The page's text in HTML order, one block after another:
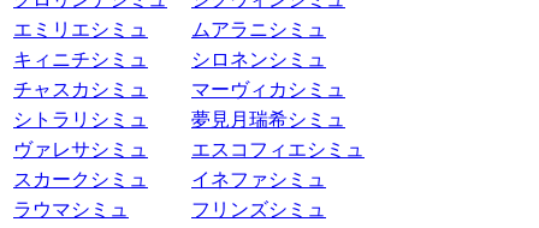
エミリエシミュ
ムアラニシミュ
キィニチシミュ
シロネンシミュ
チャスカシミュ
マーヴィカシミュ
シトラリシミュ
夢見月瑞希シミュ
ヴァレサシミュ
エスコフィエシミュ
スカークシミュ
イネファシミュ
ラウマシミュ
フリンズシミュ